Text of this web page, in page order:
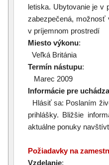
letiska. Ubytovanie je v
zabezpečená, možnosť
v príjemnom prostredí
Miesto výkonu:
Veľká Británia
Termín nástupu:
Marec 2009
Informácie pre
Hlásiť sa: Poslaním
prihlášky. Bližšie
aktuálne ponuky
Požiadavky na
Vzdelanie: